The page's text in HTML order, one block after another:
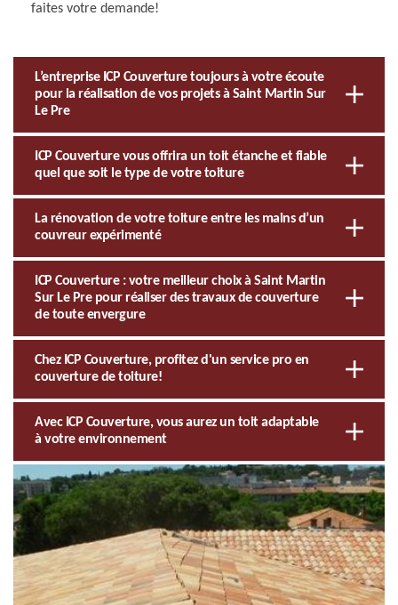
faites votre demande!
L’entreprise ICP Couverture toujours à votre écoute
pour la réalisation de vos projets à Saint Martin Sur
Le Pre
ICP Couverture vous offrira un toit étanche et fiable
quel que soit le type de votre toiture
La rénovation de votre toiture entre les mains d’un
couvreur expérimenté
ICP Couverture : votre meilleur choix à Saint Martin
Sur Le Pre pour réaliser des travaux de couverture
de toute envergure
Chez ICP Couverture, profitez d'un service pro en
couverture de toiture!
Avec ICP Couverture, vous aurez un toit adaptable
à votre environnement